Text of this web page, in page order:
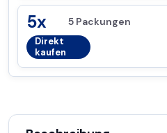
5x 5 Packungen
Direkt
kaufen